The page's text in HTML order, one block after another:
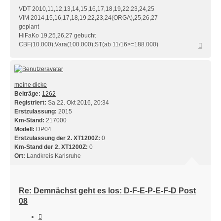
VDT 2010,11,12,13,14,15,16,17,18,19,22,23,24,25
VIM 2014,15,16,17,18,19,22,23,24(ORGA),25,26,27
geplant
HiFaKo 19,25,26,27 gebucht
CBF(10.000);Vara(100.000);ST(ab 11/16>=188.000)
meine dicke
Beiträge: 1262
Registriert: Sa 22. Okt 2016, 20:34
Erstzulassung: 2015
Km-Stand: 217000
Modell: DP04
Erstzulassung der 2. XT1200Z: 0
Km-Stand der 2. XT1200Z: 0
Ort: Landkreis Karlsruhe
Re: Demnächst geht es los: D-F-E-P-E-F-D Post
08